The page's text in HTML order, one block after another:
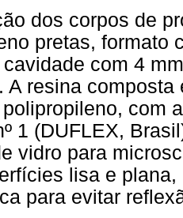
dos corpos de
pretas, formato
com 4
A resina
com
1 (DUFLEX,
vidro para
lisa e
para evitar